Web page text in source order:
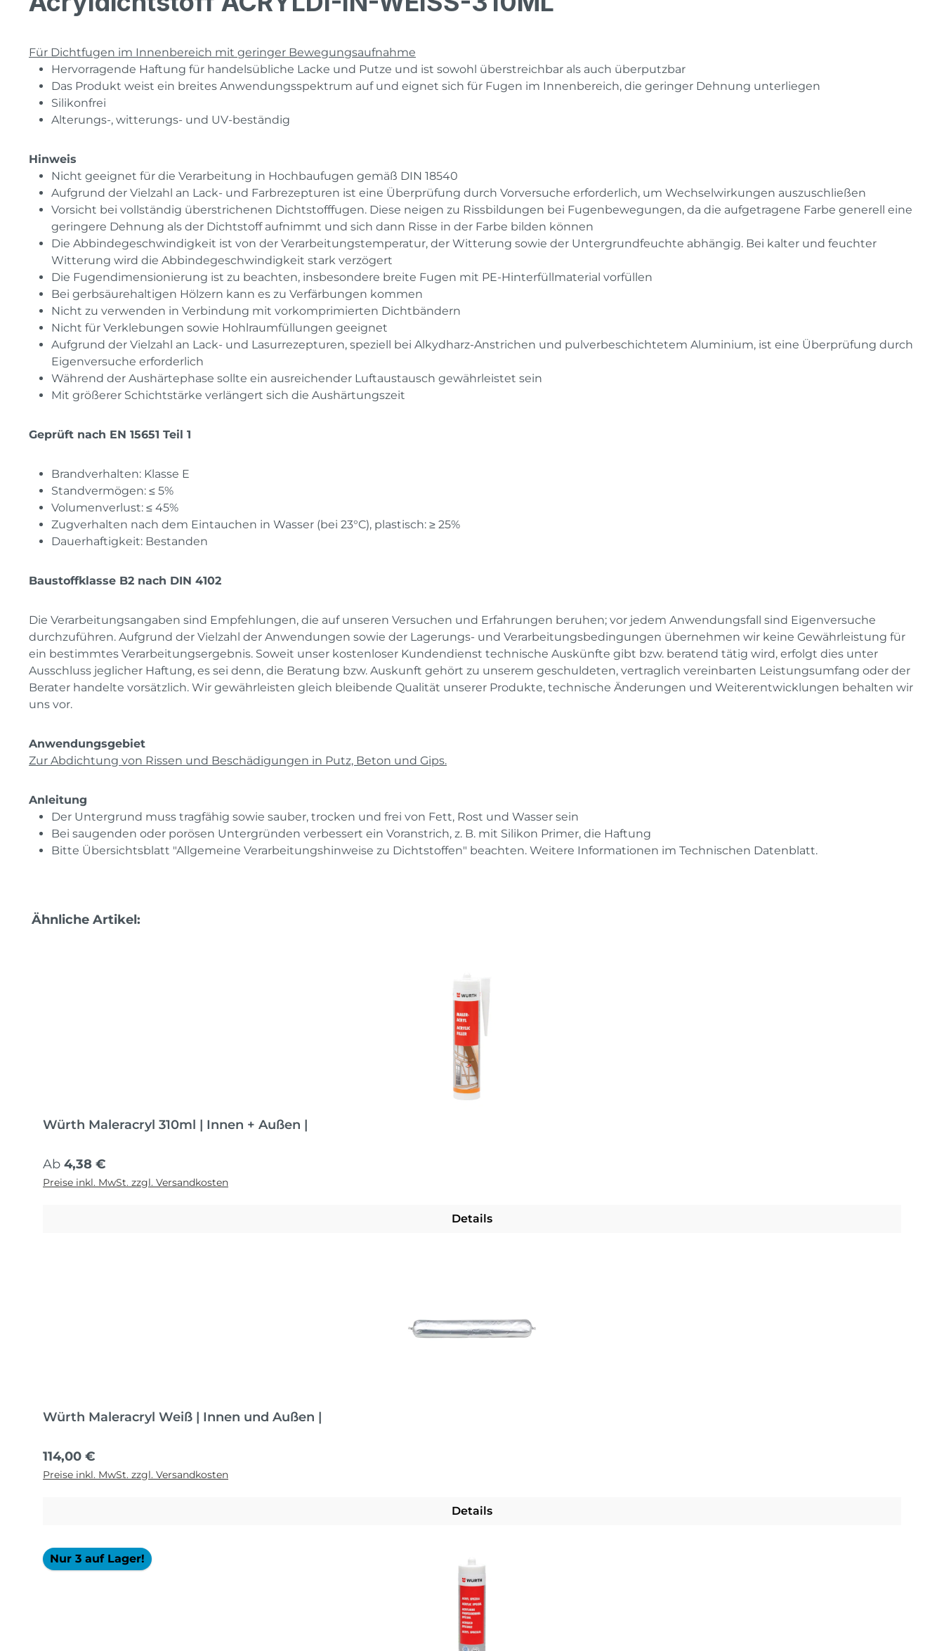
Für Dichtfugen im Innenbereich mit geringer Bewegungsaufnahme
Hervorragende Haftung für handelsübliche Lacke und Putze und ist sowohl überstreichbar als auch überputzbar
Das Produkt weist ein breites Anwendungsspektrum auf und eignet sich für Fugen im Innenbereich, die geringer Dehnung unterliegen
Silikonfrei
Alterungs-, witterungs- und UV-beständig
Hinweis
Nicht geeignet für die Verarbeitung in Hochbaufugen gemäß DIN 18540
Aufgrund der Vielzahl an Lack- und Farbrezepturen ist eine Überprüfung durch Vorversuche erforderlich, um Wechselwirkungen auszuschließen
Vorsicht bei vollständig überstrichenen Dichtstofffugen. Diese neigen zu Rissbildungen bei Fugenbewegungen, da die aufgetragene Farbe generell eine
geringere Dehnung als der Dichtstoff aufnimmt und sich dann Risse in der Farbe bilden können
Die Abbindegeschwindigkeit ist von der Verarbeitungstemperatur, der Witterung sowie der Untergrundfeuchte abhängig. Bei kalter und feuchter
Witterung wird die Abbindegeschwindigkeit stark verzögert
Die Fugendimensionierung ist zu beachten, insbesondere breite Fugen mit PE-Hinterfüllmaterial vorfüllen
Bei gerbsäurehaltigen Hölzern kann es zu Verfärbungen kommen
Nicht zu verwenden in Verbindung mit vorkomprimierten Dichtbändern
Nicht für Verklebungen sowie Hohlraumfüllungen geeignet
Aufgrund der Vielzahl an Lack- und Lasurrezepturen, speziell bei Alkydharz-Anstrichen und pulverbeschichtetem Aluminium, ist eine Überprüfung durch
Eigenversuche erforderlich
Während der Aushärtephase sollte ein ausreichender Luftaustausch gewährleistet sein
Mit größerer Schichtstärke verlängert sich die Aushärtungszeit
Geprüft nach EN 15651 Teil 1
Brandverhalten: Klasse E
Standvermögen: ≤ 5%
Volumenverlust: ≤ 45%
Zugverhalten nach dem Eintauchen in Wasser (bei 23°C), plastisch: ≥ 25%
Dauerhaftigkeit: Bestanden
Baustoffklasse B2 nach DIN 4102
Die Verarbeitungsangaben sind Empfehlungen, die auf unseren Versuchen und Erfahrungen beruhen; vor jedem Anwendungsfall sind Eigenversuche
durchzuführen. Aufgrund der Vielzahl der Anwendungen sowie der Lagerungs- und Verarbeitungsbedingungen übernehmen wir keine Gewährleistung für
ein bestimmtes Verarbeitungsergebnis. Soweit unser kostenloser Kundendienst technische Auskünfte gibt bzw. beratend tätig wird, erfolgt dies unter
Ausschluss jeglicher Haftung, es sei denn, die Beratung bzw. Auskunft gehört zu unserem geschuldeten, vertraglich vereinbarten Leistungsumfang oder der
Berater handelte vorsätzlich. Wir gewährleisten gleich bleibende Qualität unserer Produkte, technische Änderungen und Weiterentwicklungen behalten wir
uns vor.
Anwendungsgebiet
Zur Abdichtung von Rissen und Beschädigungen in Putz, Beton und Gips.
Anleitung
Der Untergrund muss tragfähig sowie sauber, trocken und frei von Fett, Rost und Wasser sein
Bei saugenden oder porösen Untergründen verbessert ein Voranstrich, z. B. mit Silikon Primer, die Haftung
Bitte Übersichtsblatt "Allgemeine Verarbeitungshinweise zu Dichtstoffen" beachten. Weitere Informationen im Technischen Datenblatt.
Produktgalerie überspringen
Ähnliche Artikel:
Würth Maleracryl 310ml | Innen + Außen |
Regulärer Preis:
Ab 4,38 €
Preise inkl. MwSt. zzgl. Versandkosten
Details
Würth Maleracryl Weiß | Innen und Außen |
Regulärer Preis:
114,00 €
Preise inkl. MwSt. zzgl. Versandkosten
Details
Nur 3 auf Lager!